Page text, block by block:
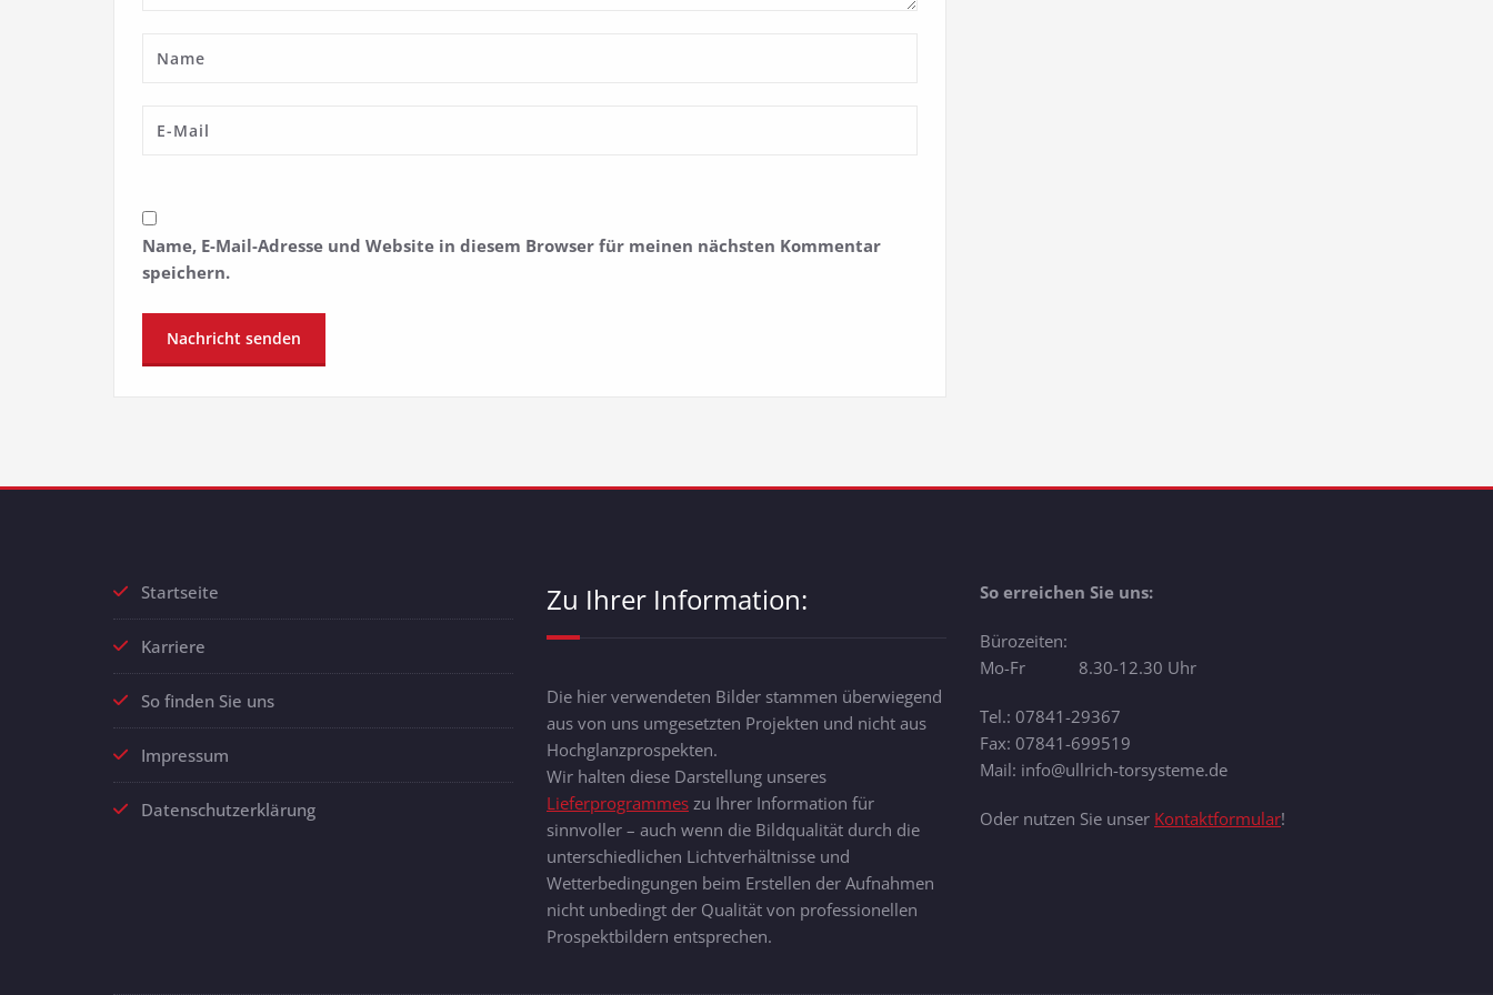
Name, E-Mail-Adresse und Website in diesem Browser für meinen nächsten Kommentar
speichern.
Startseite
Karriere
So finden Sie uns
Impressum
Datenschutzerklärung
Zu Ihrer Information:
Die hier verwendeten Bilder stammen überwiegend
aus von uns umgesetzten Projekten und nicht aus
Hochglanzprospekten.
Wir halten diese Darstellung unseres
Lieferprogrammes zu Ihrer Information für
sinnvoller – auch wenn die Bildqualität durch die
unterschiedlichen Lichtverhältnisse und
Wetterbedingungen beim Erstellen der Aufnahmen
nicht unbedingt der Qualität von professionellen
Prospektbildern entsprechen.
So erreichen Sie uns:
Bürozeiten:
Mo-Fr 8.30-12.30 Uhr
Tel.: 07841-29367
Fax: 07841-699519
Mail: info@ullrich-torsysteme.de
Oder nutzen Sie unser Kontaktformular!